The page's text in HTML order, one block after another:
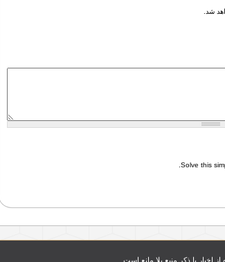
شد.
Solve this
از اخبار با ذکر منبع بلا مانع است.